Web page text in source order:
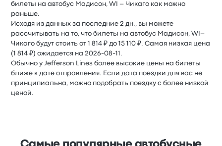
билеты на автобус Мадисон, WI – Чикаго как можно
раньше.
Исходя из данных за последние 2 дн., вы можете
рассчитывать на то, что билеты на автобус Мадисон, WI–
Чикаго будут стоить от 1 814 ₽ до 15 110 ₽. Самая низкая цена
(1 814 ₽) ожидается на 2026-08-11.
Обычно у Jefferson Lines более высокие цены на билеты
ближе к дате отправления. Если дата поездки для вас не
принципиальна, можно подобрать поездку с более низкой
ценой.